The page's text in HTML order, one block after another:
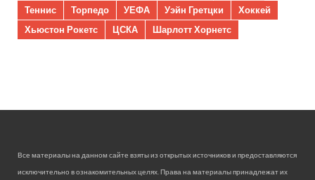
Теннис
Торпедо УЕФА Уэйн Гретцки
Хоккей
Хьюстон Рокетс
ЦСКА Шарлотт Хорнетс
Все материалы на данном сайте взяты из открытых источников и предоставляются
исключительно в ознакомительных целях. Права на материалы принадлежат их